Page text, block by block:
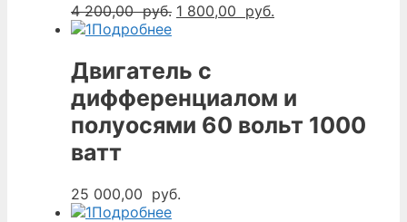
4 200,00руб. Первоначальная
4
200,00
руб..
1 800,00 руб.
Подробнее
Двигатель с
дифференциалом и
полуосями 60 вольт 1000
ватт
25 000,00 руб.
Подробнее